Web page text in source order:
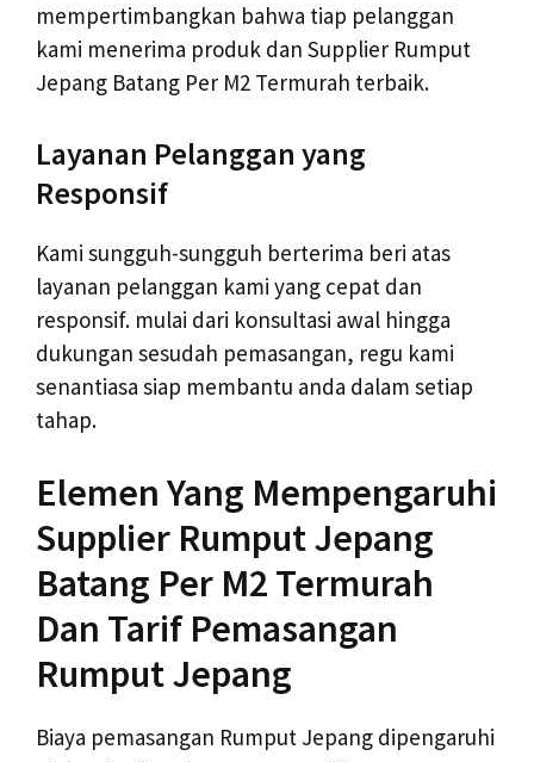
mempertimbangkan bahwa tiap pelanggan
kami menerima produk dan Supplier Rumput
Jepang Batang Per M2 Termurah terbaik.
Layanan Pelanggan yang
Responsif
Kami sungguh-sungguh berterima beri atas
layanan pelanggan kami yang cepat dan
responsif. mulai dari konsultasi awal hingga
dukungan sesudah pemasangan, regu kami
senantiasa siap membantu anda dalam setiap
tahap.
Elemen Yang Mempengaruhi
Supplier Rumput Jepang
Batang Per M2 Termurah
Dan Tarif Pemasangan
Rumput Jepang
Biaya pemasangan Rumput Jepang dipengaruhi